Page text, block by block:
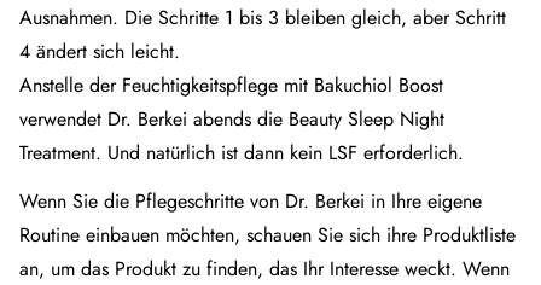
Ausnahmen. Die Schritte 1 bis 3 bleiben gleich, aber Schritt
4 ändert sich leicht.
Anstelle der Feuchtigkeitspflege mit Bakuchiol Boost
verwendet Dr. Berkei abends die Beauty Sleep Night
Treatment. Und natürlich ist dann kein LSF erforderlich.
Wenn Sie die Pflegeschritte von Dr. Berkei in Ihre eigene
Routine einbauen möchten, schauen Sie sich ihre Produktliste
an, um das Produkt zu finden, das Ihr Interesse weckt. Wenn